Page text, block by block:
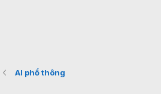
AI phổ thông